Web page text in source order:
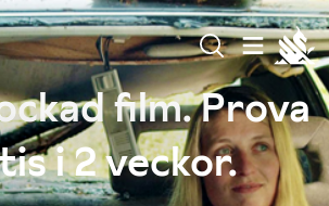
film. Prova
i 2 veckor.